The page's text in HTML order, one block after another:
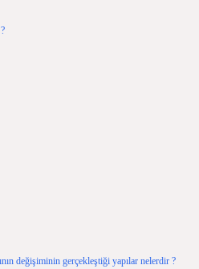
değişiminin gerçekleştiği yapılar nelerdir ?